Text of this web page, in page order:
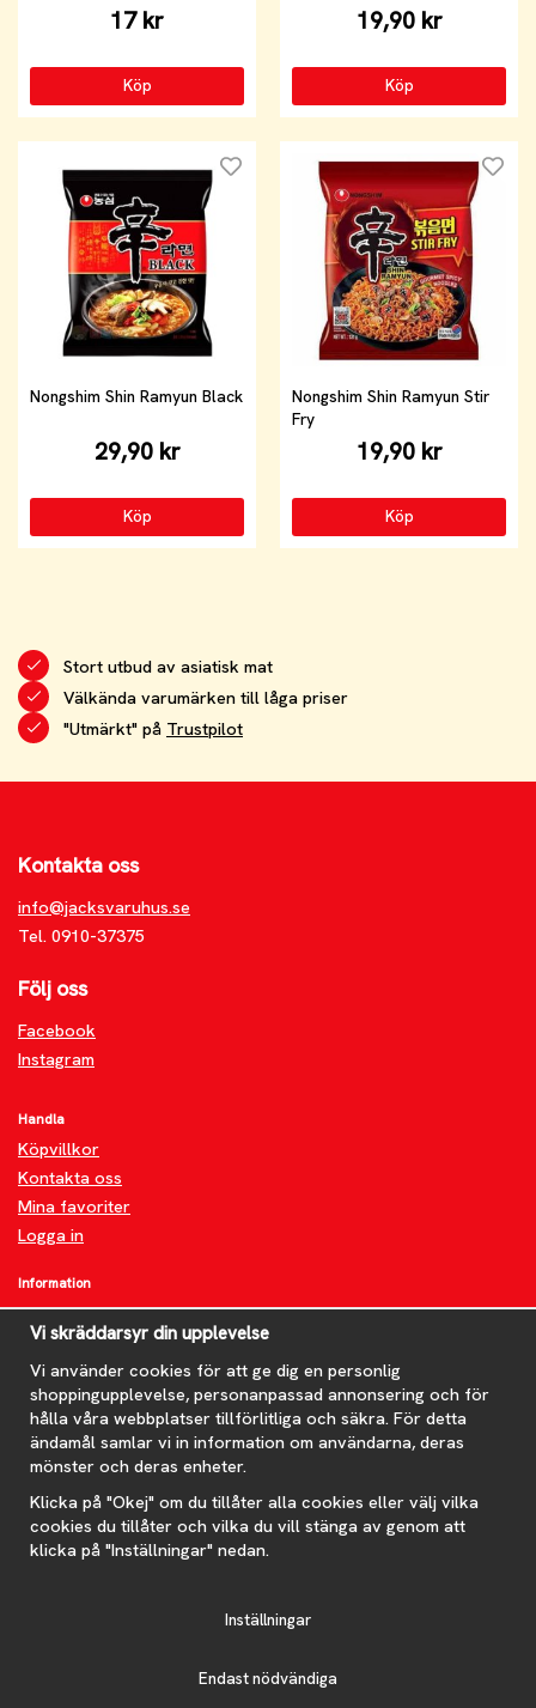
17 kr
Köp
19,90 kr
Köp
Nongshim Shin Ramyun Black
29,90 kr
Köp
Nongshim Shin Ramyun Stir
Fry
19,90 kr
Köp
Stort utbud av asiatisk mat
Välkända varumärken till låga priser
"Utmärkt" på Trustpilot
Kontakta oss
info@jacksvaruhus.se
Tel. 0910-37375
Följ oss
Facebook
Instagram
Handla
Köpvillkor
Kontakta oss
Mina favoriter
Logga in
Information
Om oss
FAQ
Nyheter
Nyhetsbrev
Om cookies
Prenumerera på nyhetsbrevet för våra bästa erbjudanden och
nyheter!
E-
postadress
Vi skräddarsyr din upplevelse
Vi använder cookies för att ge dig en personlig
shoppingupplevelse, personanpassad annonsering och för
hålla våra webbplatser tillförlitliga och säkra. För detta
ändamål samlar vi in information om användarna, deras
mönster och deras enheter.
Klicka på "Okej" om du tillåter alla cookies eller välj vilka
cookies du tillåter och vilka du vill stänga av genom att
klicka på "Inställningar" nedan.
Inställningar
Endast nödvändiga